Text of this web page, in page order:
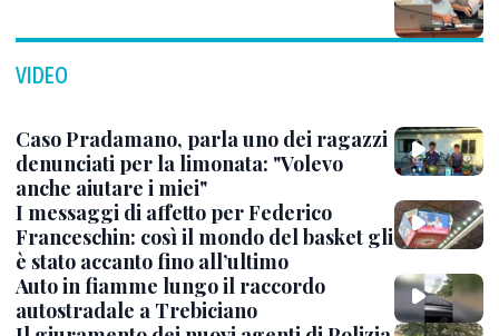
VIDEO
Caso Pradamano, parla uno dei ragazzi
denunciati per la limonata: "Volevo
anche aiutare i miei"
I messaggi di affetto per Federico
Franceschin: così il mondo del basket gli
è stato accanto fino all’ultimo
Auto in fiamme lungo il raccordo
autostradale a Trebiciano